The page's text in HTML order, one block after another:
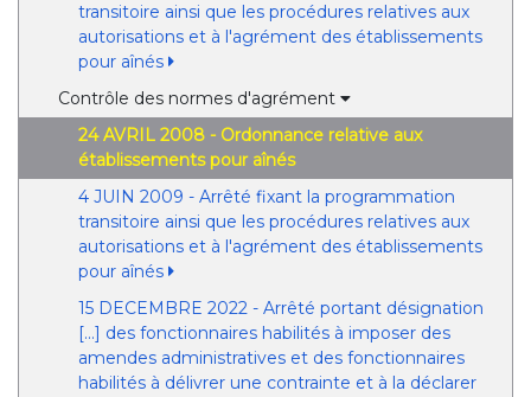
transitoire ainsi que les procédures relatives aux
autorisations et à l'agrément des établissements
pour aînés
Contrôle des normes d'agrément
24 AVRIL 2008 - Ordonnance relative aux
établissements pour aînés
4 JUIN 2009 - Arrêté fixant la programmation
transitoire ainsi que les procédures relatives aux
autorisations et à l'agrément des établissements
pour aînés
15 DECEMBRE 2022 - Arrêté portant désignation
[...] des fonctionnaires habilités à imposer des
amendes administratives et des fonctionnaires
habilités à délivrer une contrainte et à la déclarer